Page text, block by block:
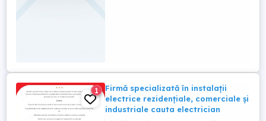
1
Firmă specializată în instalații
electrice rezidențiale, comerciale și
industriale cauta electrician